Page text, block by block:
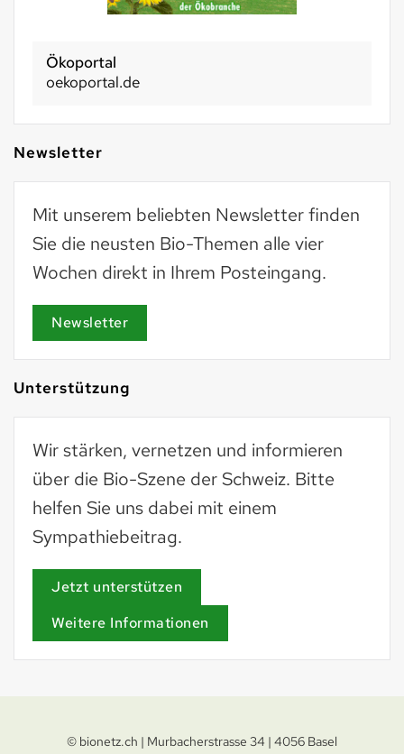
Ökoportal
oekoportal.de
Newsletter
Mit unserem beliebten Newsletter finden
Sie die neusten Bio-Themen alle vier
Wochen direkt in Ihrem Posteingang.
Newsletter
Unterstützung
Wir stärken, vernetzen und informieren
über die Bio-Szene der Schweiz. Bitte
helfen Sie uns dabei mit einem
Sympathiebeitrag.
Jetzt unterstützen
Weitere Informationen
© bionetz.ch | Murbacherstrasse 34 | 4056 Basel